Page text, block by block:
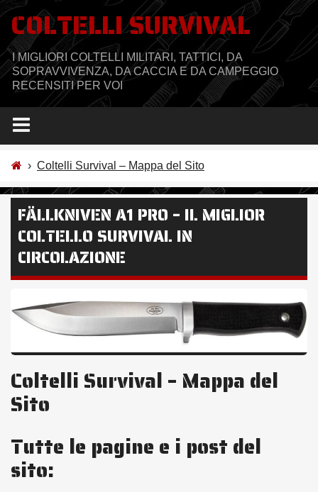
Salta
contenuto
COLTELLI SURVIVAL
I MIGLIORI COLTELLI MILITARI, TATTICI, DA
SOPRAVVIVENZA, DA CACCIA E DA CAMPEGGIO
RECENSITI PER VOI
› Coltelli Survival – Mappa del Sito
FÄLLKNIVEN A1 PRO – IL MIGLIOR
COLTELLO SURVIVAL IN
CIRCOLAZIONE
Coltelli Survival – Mappa del
Sito
Tutte le pagine e i post del
sito: